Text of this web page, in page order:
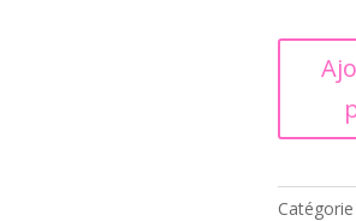
Layla
Catégorie